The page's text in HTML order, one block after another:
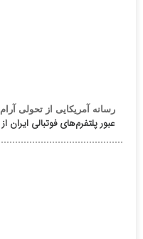
رسانه آمریکایی از تحولی
عبور پلتفرم‌های فوتبالی